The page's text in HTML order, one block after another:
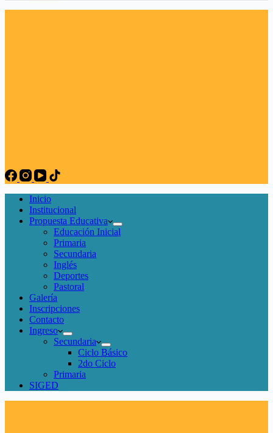
Inicio
Institucional
Propuesta Educativa
Educación Inicial
Primaria
Secundaria
Inglés
Deportes
Pastoral
Galería
Inscripciones
Contacto
Ingreso
Secundaria
Ciclo Básico
2do Ciclo
Primaria
SIGED